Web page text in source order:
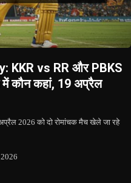
KKR vs RR और PBKS
कौन कहां, 19 अप्रैल
2026 को दो रोमांचक मैच खेले जा रहे